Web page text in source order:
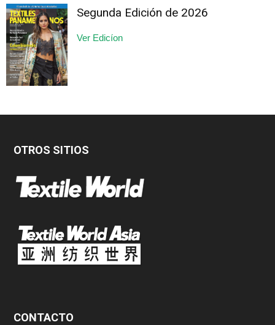
Segunda Edición de 2026
Ver Edicíon
OTROS SITIOS
CONTACTO